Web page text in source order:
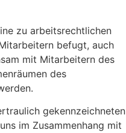
zu arbeitsrechtlichen
befugt, auch
mit Mitarbeitern des
des
gekennzeichneten
im Zusammenhang mit